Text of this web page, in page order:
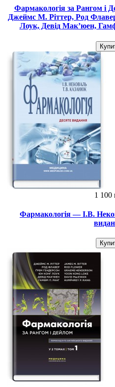
Фармакологія за Рангом і
Джеймс М. Ріттер, Род
Лоук, Девід Мак’юен,
1 100
Фармакологія — І.В.